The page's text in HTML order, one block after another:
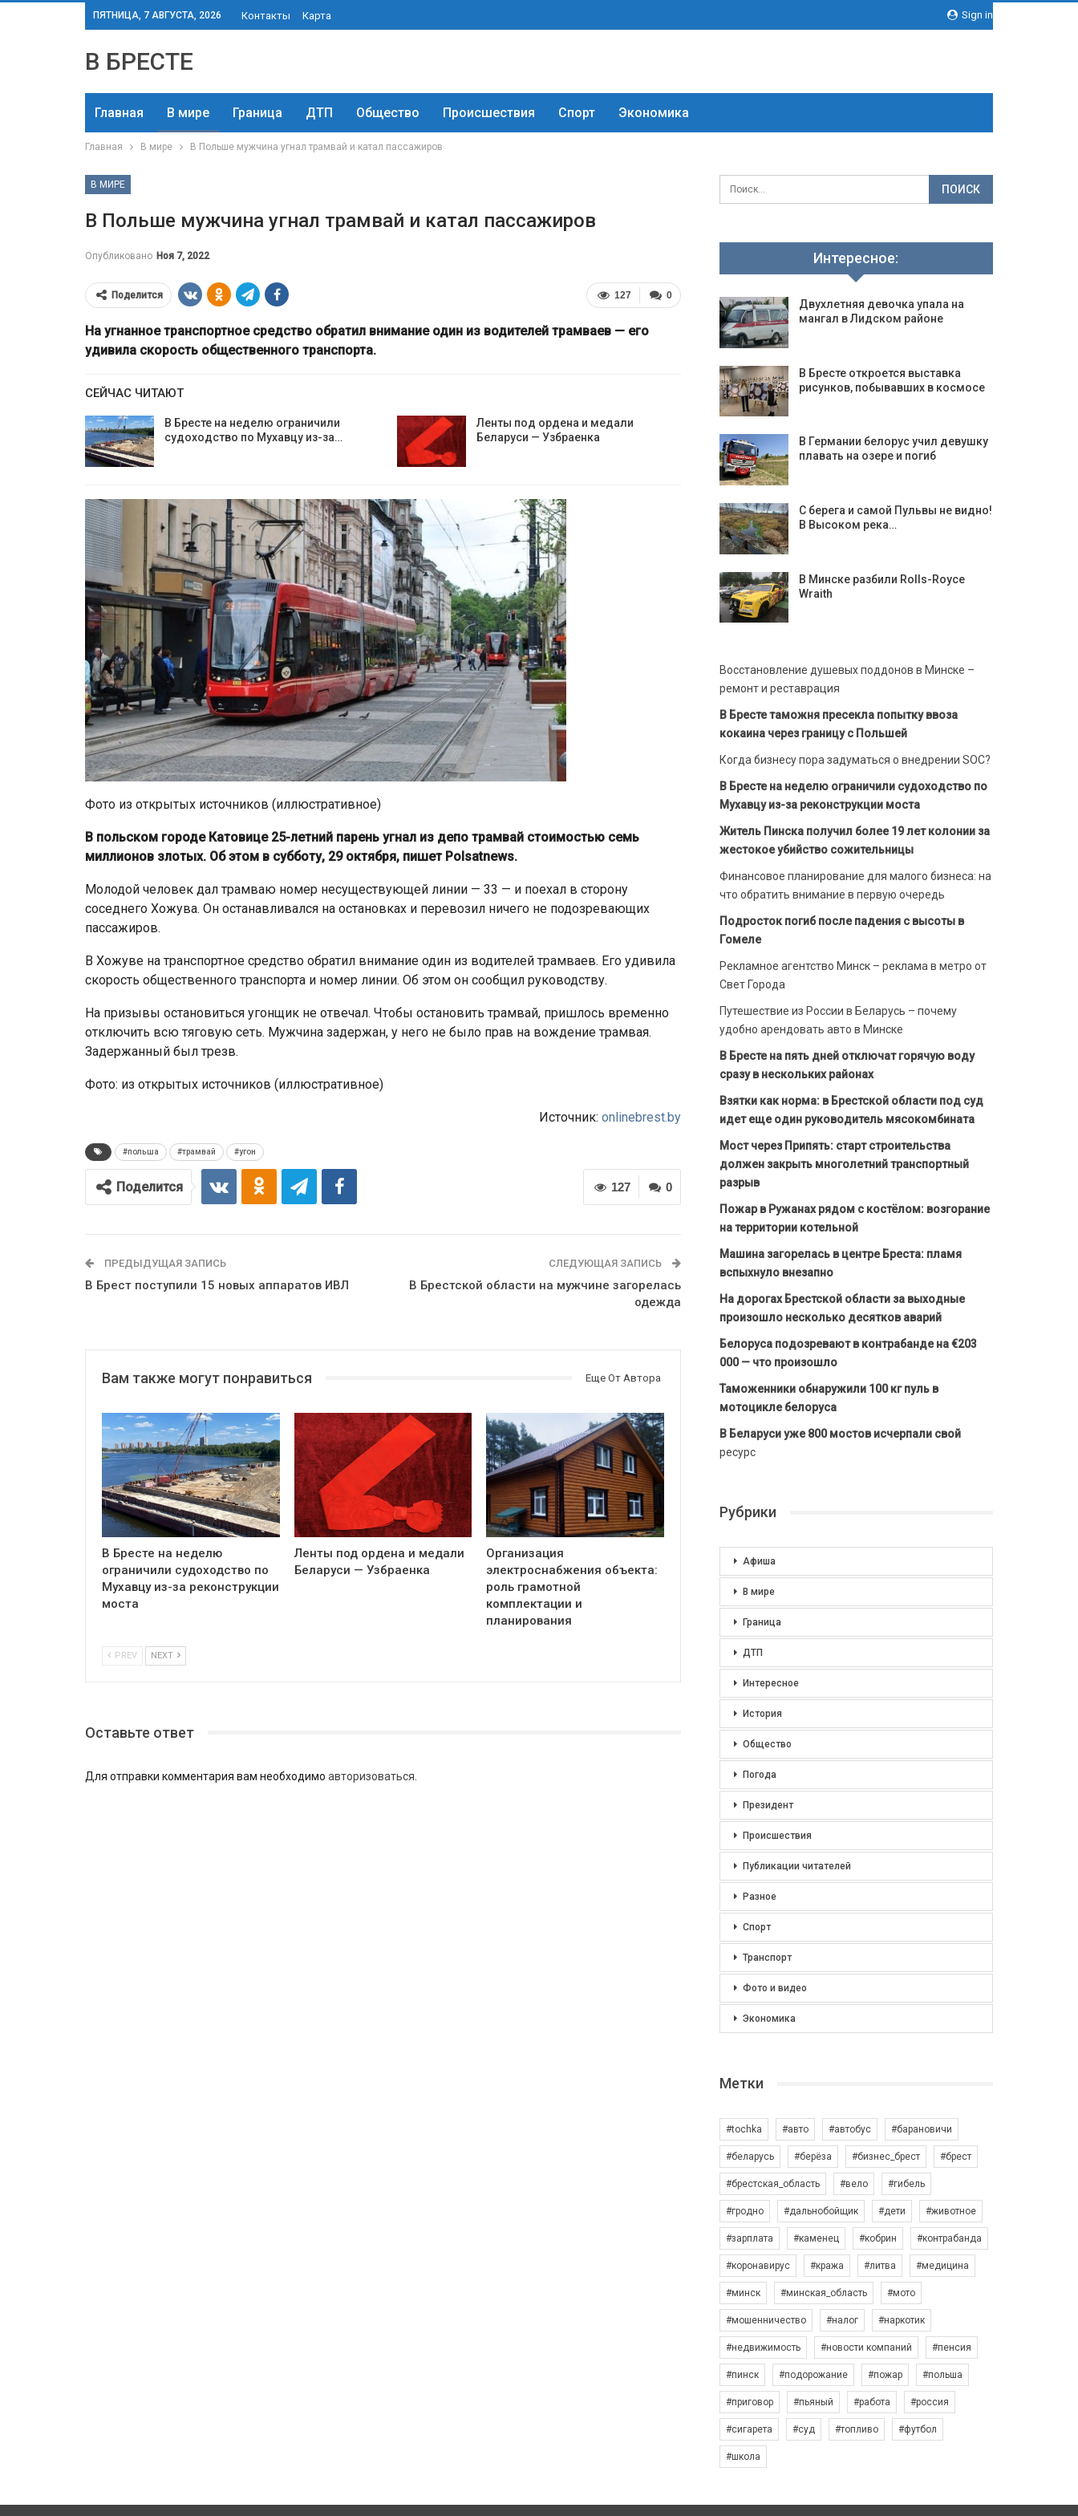
Sign in
ПЯТНИЦА, 7 АВГУСТА, 2026 Контакты Карта
В БРЕСТЕ
Главная В мире Граница ДТП Общество Происшествия Спорт Экономика
Главная В мире В Польше мужчина угнал трамвай и катал пассажиров
В МИРЕ
В Польше мужчина угнал трамвай и катал пассажиров
Опубликовано Ноя 7, 2022
0
127
Поделится
На угнанное транспортное средство обратил внимание один из водителей трамваев — его
удивила скорость общественного транспорта.
СЕЙЧАС ЧИТАЮТ
В Бресте на неделю ограничили
судоходство по Мухавцу из-за…
Ленты под ордена и медали
Беларуси — Узбраенка
Фото из открытых источников (иллюстративное)
В польском городе Катовице 25-летний парень угнал из депо трамвай стоимостью семь
миллионов злотых. Об этом в субботу, 29 октября, пишет Polsatnews.
Молодой человек дал трамваю номер несуществующей линии — 33 — и поехал в сторону
соседнего Хожува. Он останавливался на остановках и перевозил ничего не подозревающих
пассажиров.
В Хожуве на транспортное средство обратил внимание один из водителей трамваев. Его удивила
скорость общественного транспорта и номер линии. Об этом он сообщил руководству.
На призывы остановиться угонщик не отвечал. Чтобы остановить трамвай, пришлось временно
отключить всю тяговую сеть. Мужчина задержан, у него не было прав на вождение трамвая.
Задержанный был трезв.
Фото: из открытых источников (иллюстративное)
Источник: onlinebrest.by
#польша #трамвай #угон
0
127
Поделится
ПРЕДЫДУЩАЯ ЗАПИСЬ
В Брест поступили 15 новых аппаратов ИВЛ
СЛЕДУЮЩАЯ ЗАПИСЬ
В Брестской области на мужчине загорелась
одежда
Вам также могут понравиться Еще От Автора
В Бресте на неделю
ограничили судоходство по
Мухавцу из-за реконструкции
моста
Ленты под ордена и медали
Беларуси — Узбраенка
Организация
электроснабжения объекта:
роль грамотной
комплектации и
планирования
PREV NEXT
Оставьте ответ
Для отправки комментария вам необходимо авторизоваться
Интересное:
Двухлетняя девочка упала на
мангал в Лидском районе
В Бресте откроется выставка
рисунков, побывавших в космосе
В Германии белорус учил девушку
плавать на озере и погиб
С берега и самой Пульвы не видно!
В Высоком река…
В Минске разбили Rolls-Royce
Wraith
Восстановление душевых поддонов в Минске –
ремонт и реставрация
В Бресте таможня пресекла попытку ввоза
кокаина через границу с Польшей
Когда бизнесу пора задуматься о внедрении SOC?
В Бресте на неделю ограничили судоходство по
Мухавцу из-за реконструкции моста
Житель Пинска получил более 19 лет колонии за
жестокое убийство сожительницы
Финансовое планирование для малого бизнеса: на
что обратить внимание в первую очередь
Подросток погиб после падения с высоты в
Гомеле
Рекламное агентство Минск – реклама в метро от
Свет Города
Путешествие из России в Беларусь – почему
удобно арендовать авто в Минске
В Бресте на пять дней отключат горячую воду
сразу в нескольких районах
Взятки как норма: в Брестской области под суд
идет еще один руководитель мясокомбината
Мост через Припять: старт строительства
должен закрыть многолетний транспортный
разрыв
Пожар в Ружанах рядом с костёлом: возгорание
на территории котельной
Машина загорелась в центре Бреста: пламя
вспыхнуло внезапно
На дорогах Брестской области за выходные
произошло несколько десятков аварий
Белоруса подозревают в контрабанде на €203
000 — что произошло
Таможенники обнаружили 100 кг пуль в
мотоцикле белоруса
В Беларуси уже 800 мостов исчерпали свой
ресурс
Рубрики
Афиша
В мире
Граница
ДТП
Интересное
История
Общество
Погода
Президент
Происшествия
Публикации читателей
Разное
Спорт
Транспорт
Фото и видео
Экономика
Метки
#tochka #авто #автобус #барановичи
#беларусь #берёза #бизнес_брест #брест
#брестская_область #вело #гибель
#гродно #дальнобойщик #дети #животное
#зарплата #каменец #кобрин #контрабанда
#коронавирус #кража #литва #медицина
#минск #минская_область #мото
#мошенничество #налог #наркотик
#недвижимость #новости компаний #пенсия
#пинск #подорожание #пожар #польша
#приговор #пьяный #работа #россия
#сигарета #суд #топливо #футбол
#школа